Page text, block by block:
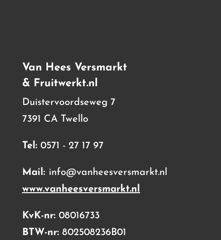
Van Hees Versmarkt
& Fruitwerkt.nl
Duistervoordseweg 7
7391 CA Twello
Tel: 0571 - 27 17 97
Mail: info@vanheesversmarkt.nl
www.vanheesversmarkt.nl
KvK-nr: 08016733
BTW-nr: 802508236B01